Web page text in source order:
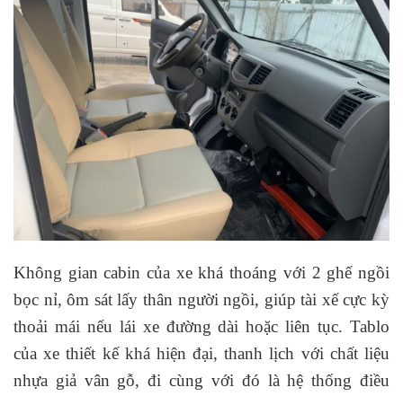
Không gian cabin của xe khá thoáng với 2 ghế ngồi
bọc nỉ, ôm sát lấy thân người ngồi, giúp tài xế cực kỳ
thoải mái nếu lái xe đường dài hoặc liên tục. Tablo
của xe thiết kế khá hiện đại, thanh lịch với chất liệu
nhựa giả vân gỗ, đi cùng với đó là hệ thống điều